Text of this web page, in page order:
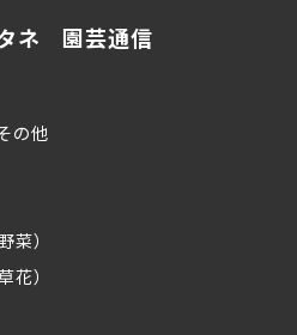
ネ 園芸通信
の他
菜）
花）